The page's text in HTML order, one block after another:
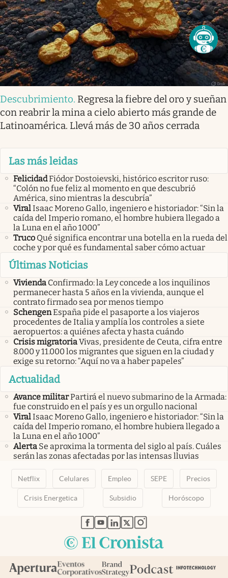
Descubrimiento. Regresa la fiebre del oro y sueñan
con reabrir la mina a cielo abierto más grande de
Latinoamérica. Llevá más de 30 años cerrada
Las más leidas
FelicidadFiódor Dostoievski, histórico escritor ruso:
“Colón no fue feliz al momento en que descubrió
América, sino mientras la descubría”
ViralIsaac Moreno Gallo, ingeniero e historiador: “Sin la
caída del Imperio romano, el hombre hubiera llegado a
la Luna en el año 1000”
Truco Qué significa encontrar una botella en la rueda del
coche y por qué es fundamental saber cómo actuar
Últimas Noticias
Vivienda Confirmado: la Ley concede a los inquilinos
permanecer hasta 5 años en la vivienda, aunque el
contrato firmado sea por menos tiempo
SchengenEspaña pide el pasaporte a los viajeros
procedentes de Italia y amplía los controles a siete
aeropuertos: a quiénes afecta y hasta cuándo
Crisis migratoriaVivas, presidente de Ceuta, cifra entre
8.000 y 11.000 los migrantes que siguen en la ciudad y
exige su retorno: “Aquí no va a haber papeles”
Actualidad
Avance militarPartirá el nuevo submarino de la Armada:
fue construido en el país y es un orgullo nacional
ViralIsaac Moreno Gallo, ingeniero e historiador: “Sin la
caída del Imperio romano, el hombre hubiera llegado a
la Luna en el año 1000”
Alerta Se aproxima la tormenta del siglo al país. Cuáles
serán las zonas afectadas por las intensas lluvias
Netflix Celulares Empleo SEPE Precios
Crisis Energetica Subsidio Horóscopo
abre en nueva pestaña
abre en nueva pestaña
abre en nueva pestaña
abre en nueva pestaña
abre en nueva pestaña